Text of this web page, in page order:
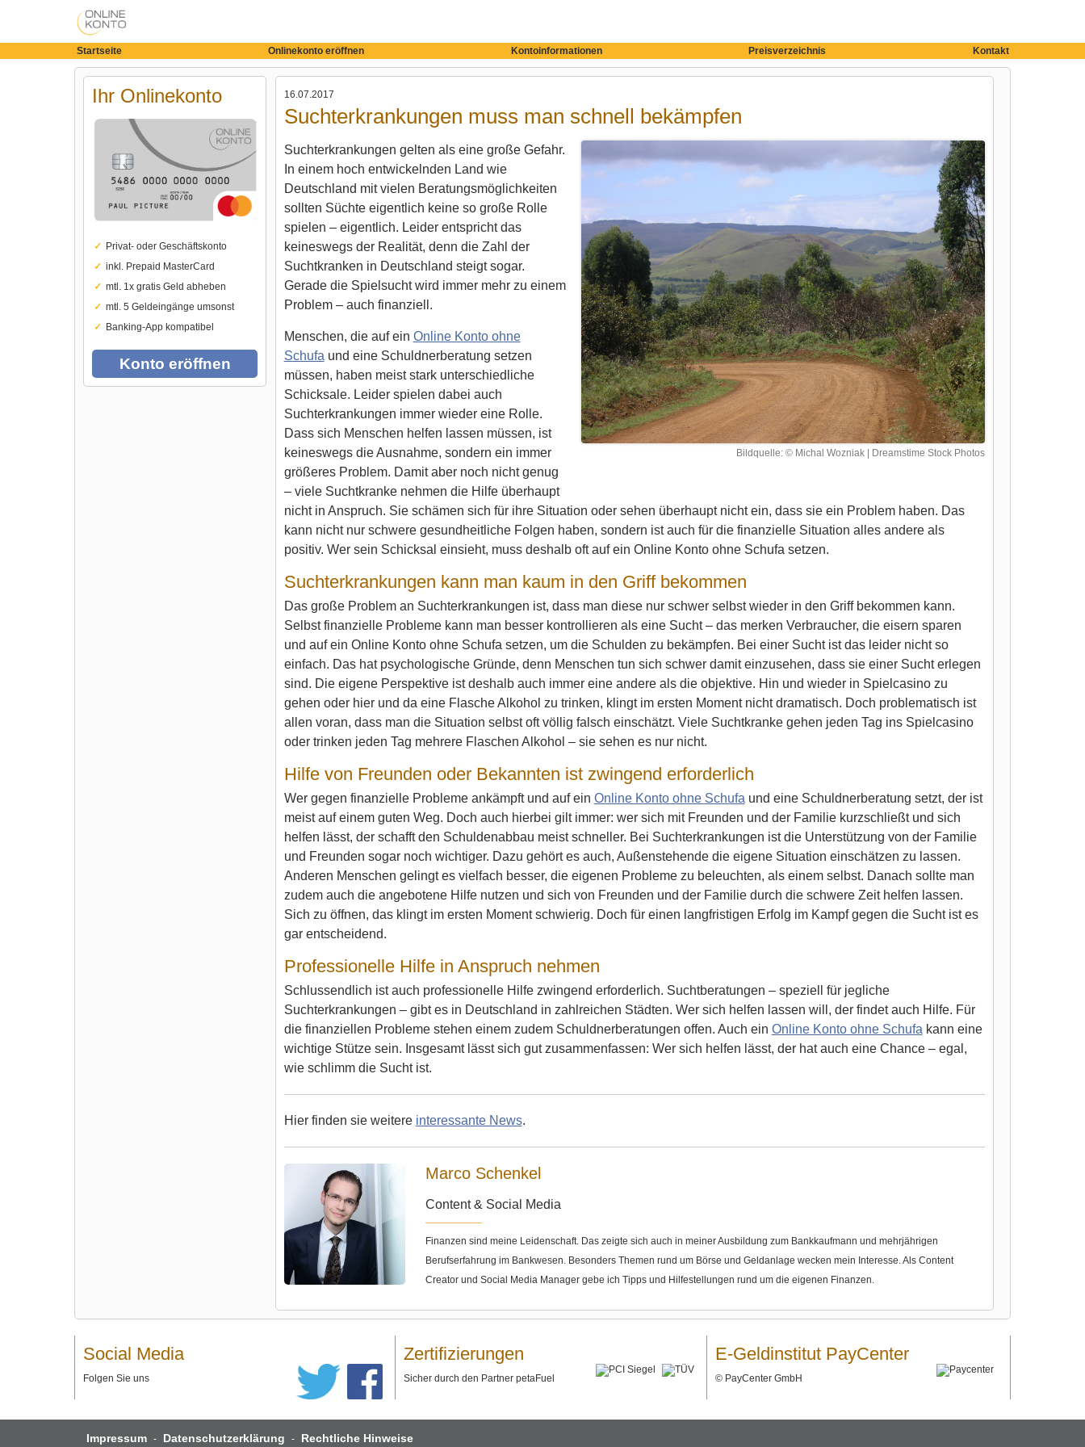
Startseite Onlinekonto eröffnen Kontoinformationen Preisverzeichnis Kontakt
Ihr Onlinekonto
Privat- oder Geschäftskonto
inkl. Prepaid MasterCard
mtl. 1x gratis Geld abheben
mtl. 5 Geldeingänge umsonst
Banking-App kompatibel
Konto eröffnen
16.07.2017
Suchterkrankungen muss man schnell bekämpfen
Bildquelle: © Michal Wozniak | Dreamstime Stock Photos
Suchterkrankungen gelten als eine große Gefahr.
In einem hoch entwickelnden Land wie
Deutschland mit vielen Beratungsmöglichkeiten
sollten Süchte eigentlich keine so große Rolle
spielen – eigentlich. Leider entspricht das
keineswegs der Realität, denn die Zahl der
Suchtkranken in Deutschland steigt sogar.
Gerade die Spielsucht wird immer mehr zu einem
Problem – auch finanziell.
Menschen, die auf ein Online Konto ohne
Schufa und eine Schuldnerberatung setzen
müssen, haben meist stark unterschiedliche
Schicksale. Leider spielen dabei auch
Suchterkrankungen immer wieder eine Rolle.
Dass sich Menschen helfen lassen müssen, ist
keineswegs die Ausnahme, sondern ein immer
größeres Problem. Damit aber noch nicht genug
– viele Suchtkranke nehmen die Hilfe überhaupt
nicht in Anspruch. Sie schämen sich für ihre Situation oder sehen überhaupt nicht ein, dass sie ein Problem haben. Das
kann nicht nur schwere gesundheitliche Folgen haben, sondern ist auch für die finanzielle Situation alles andere als
positiv. Wer sein Schicksal einsieht, muss deshalb oft auf ein Online Konto ohne Schufa setzen.
Suchterkrankungen kann man kaum in den Griff bekommen
Das große Problem an Suchterkrankungen ist, dass man diese nur schwer selbst wieder in den Griff bekommen kann.
Selbst finanzielle Probleme kann man besser kontrollieren als eine Sucht – das merken Verbraucher, die eisern sparen
und auf ein Online Konto ohne Schufa setzen, um die Schulden zu bekämpfen. Bei einer Sucht ist das leider nicht so
einfach. Das hat psychologische Gründe, denn Menschen tun sich schwer damit einzusehen, dass sie einer Sucht erlegen
sind. Die eigene Perspektive ist deshalb auch immer eine andere als die objektive. Hin und wieder in Spielcasino zu
gehen oder hier und da eine Flasche Alkohol zu trinken, klingt im ersten Moment nicht dramatisch. Doch problematisch ist
allen voran, dass man die Situation selbst oft völlig falsch einschätzt. Viele Suchtkranke gehen jeden Tag ins Spielcasino
oder trinken jeden Tag mehrere Flaschen Alkohol – sie sehen es nur nicht.
Hilfe von Freunden oder Bekannten ist zwingend erforderlich
Wer gegen finanzielle Probleme ankämpft und auf ein Online Konto ohne Schufa und eine Schuldnerberatung setzt, der ist
meist auf einem guten Weg. Doch auch hierbei gilt immer: wer sich mit Freunden und der Familie kurzschließt und sich
helfen lässt, der schafft den Schuldenabbau meist schneller. Bei Suchterkrankungen ist die Unterstützung von der Familie
und Freunden sogar noch wichtiger. Dazu gehört es auch, Außenstehende die eigene Situation einschätzen zu lassen.
Anderen Menschen gelingt es vielfach besser, die eigenen Probleme zu beleuchten, als einem selbst. Danach sollte man
zudem auch die angebotene Hilfe nutzen und sich von Freunden und der Familie durch die schwere Zeit helfen lassen.
Sich zu öffnen, das klingt im ersten Moment schwierig. Doch für einen langfristigen Erfolg im Kampf gegen die Sucht ist es
gar entscheidend.
Professionelle Hilfe in Anspruch nehmen
Schlussendlich ist auch professionelle Hilfe zwingend erforderlich. Suchtberatungen – speziell für jegliche
Suchterkrankungen – gibt es in Deutschland in zahlreichen Städten. Wer sich helfen lassen will, der findet auch Hilfe. Für
die finanziellen Probleme stehen einem zudem Schuldnerberatungen offen. Auch ein Online Konto ohne Schufa kann eine
wichtige Stütze sein. Insgesamt lässt sich gut zusammenfassen: Wer sich helfen lässt, der hat auch eine Chance – egal,
wie schlimm die Sucht ist.
Hier finden sie weitere interessante News.
Marco Schenkel
Content & Social Media
Finanzen sind meine Leidenschaft. Das zeigte sich auch in meiner Ausbildung zum Bankkaufmann und mehrjährigen
Berufserfahrung im Bankwesen. Besonders Themen rund um Börse und Geldanlage wecken mein Interesse. Als Content
Creator und Social Media Manager gebe ich Tipps und Hilfestellungen rund um die eigenen Finanzen.
Social Media
Folgen Sie uns
Zertifizierungen
Sicher durch den Partner petaFuel
E-Geldinstitut PayCenter
© PayCenter GmbH
Impressum - Datenschutzerklärung - Rechtliche Hinweise